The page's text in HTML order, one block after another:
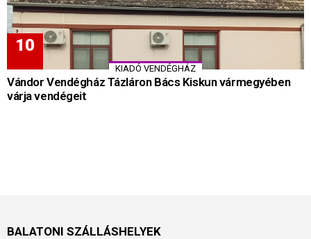
KIADÓ VENDÉGHÁZ
Vándor Vendégház Tázláron Bács Kiskun vármegyében
várja vendégeit
BALATONI SZÁLLÁSHELYEK